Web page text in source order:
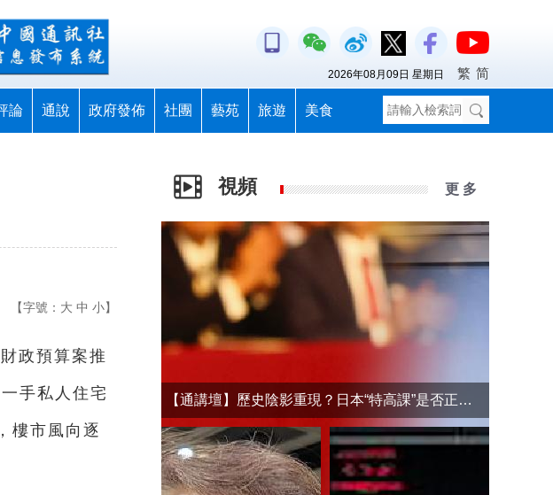
論 通說 政府發佈 社團 藝苑 旅遊 美食
2026年08月09日 星期日 繁 简
【字號： 大 中 小】
政預算案推
手私人住宅
樓市風向逐
視頻 更 多
【通講壇】歷史陰影重現？日本“特高課”是否正在借殼還魂